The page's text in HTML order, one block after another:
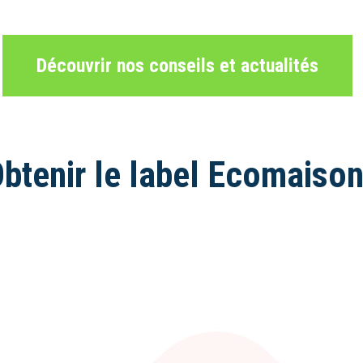
Découvrir nos conseils et actualités
le label